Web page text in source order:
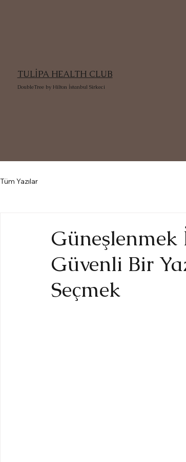
TULİPA HEALTH CLUB
DoubleTree by Hilton İstanbul Sirkeci
Tüm Yazılar
Güneşlenmek
Güvenli Bir
Seçmek